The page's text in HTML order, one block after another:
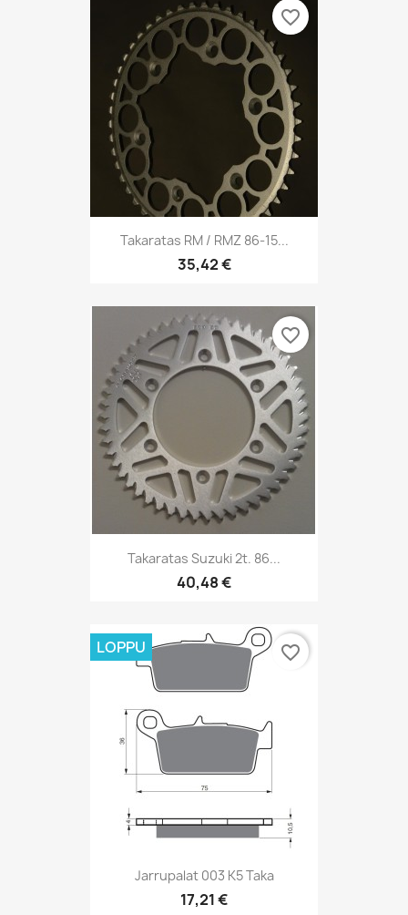
Takaratas RM / RMZ 86-15...
35,42 €
favorite_border
Takaratas Suzuki 2t. 86...
40,48 €
favorite_border
Jarrupalat 003 K5 Taka
17,21 €
LOPPU favorite_border